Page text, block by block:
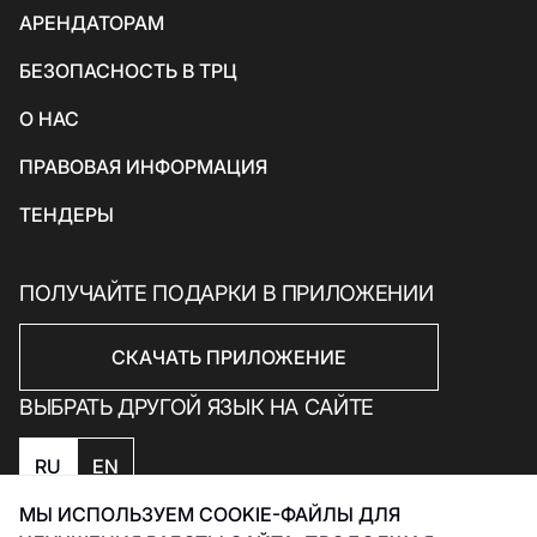
МЫ ИСПОЛЬЗУЕМ COOKIE-ФАЙЛЫ ДЛЯ
Товары для спорта и отдыха
Электроника, книги и бытовая техника
Товары для дома
Подарки и сувениры
АРЕНДАТОРАМ
БЕЗОПАСНОСТЬ В ТРЦ
О НАС
ПРАВОВАЯ ИНФОРМАЦИЯ
ТЕНДЕРЫ
ПОЛУЧАЙТЕ ПОДАРКИ В ПРИЛОЖЕНИИ
СКАЧАТЬ ПРИЛОЖЕНИЕ
ВЫБРАТЬ ДРУГОЙ ЯЗЫК НА САЙТЕ
RU EN